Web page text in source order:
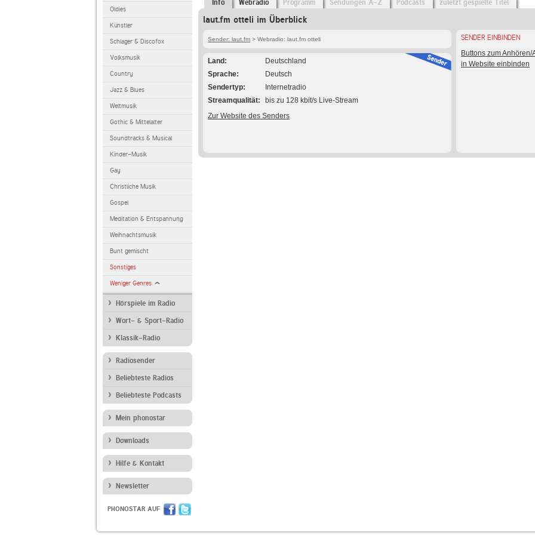
Oldies
Künstler
Schlager & Discofox
Volksmusik
Country
Jazz & Blues
Weltmusik
Gothic & Mittelalter
Soundtracks & Musical
Kinder-Musik
Gay
Christliche Musik
Gospel
Meditation & Entspannung
Weihnachtsmusik
Bunt gemischt
Sonstiges
Weniger Genres
Hörspiele im Radio
Wort- & Sport-Radio
Klassik-Radio
Radiosender
Beliebteste Radios
Beliebteste Podcasts
Mein phonostar
Downloads
Hilfe & Kontakt
Newsletter
PHONOSTAR AUF
Info Webradio Programm Sendungen A-Z Podcasts zuletzt gespielte Titel
laut.fm otteli im Überblick
Sender: laut.fm > Webradio: laut.fm otteli
Land
Deutschland
Sprache
Deutsch
Sendertyp
Internetradio
Streamqualität
bis zu 128 kbit/s Live-Stream
Zur Website des Senders
SENDER EINBINDEN
Buttons zum Anhören/
in Website einbinden